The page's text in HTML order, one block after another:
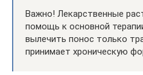
Важно! Лекарственные
помощь к основной
вылечить понос только
принимает хроническую